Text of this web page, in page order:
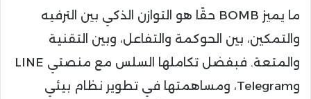
ما يميز BOMB حقًا هو التوازن الذكي بين الترفيه
والتمكين، بين الحوكمة والتفاعل، وبين التقنية
والمتعة. فبفضل تكاملها السلس مع منصتي LINE
وTelegram، ومساهمتها في تطوير نظام بيئي